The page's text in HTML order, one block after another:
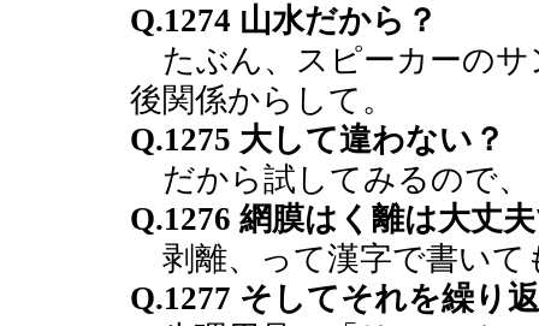
Q.1274 山水だから？
たぶん、スピーカーのサ
後関係からして。
Q.1275 大して違わない？
だから試してみるので、
Q.1276 網膜はく離は大丈
剥離、って漢字で書いて
Q.1277 そしてそれを繰り